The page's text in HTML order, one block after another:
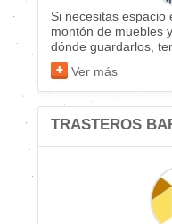
Si necesitas espacio
montón de muebles
dónde guardarlos,
Ver más
TRASTEROS